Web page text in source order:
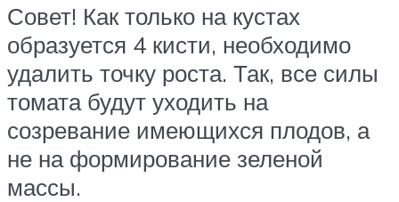
Совет! Как только на кустах
образуется 4 кисти, необходимо
удалить точку роста. Так, все силы
томата будут уходить на
созревание имеющихся плодов, а
не на формирование зеленой
массы.